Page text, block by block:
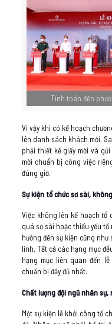
Tính toán đến
Vì vậy khi có kế hoạch
lên danh sách khách mời.
phải thiết kế giấy mời và
mời chuẩn bị công việc
đúng giờ.
Sự kiện tổ chức sơ sài,
Việc không lên kế hoạch tổ
quá sơ sài hoặc thiếu yếu
hưởng đến sự kiện cũng
linh. Tất cả các hạng mục
hạng mục liên quan đến
chuẩn bị đầy đủ nhất.
Chất lượng đội ngũ nhân
Một sự kiện lễ khởi công tổ